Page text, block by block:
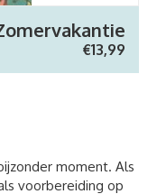
€13,99
moment. Als
voorbereiding op